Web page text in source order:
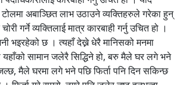
अबाञ्छित लाभ उठाउने व्यक्तिहरुले गरेका हुन्
गर्ने व्यक्तिलाई मात्र कारबाही गर्नु उचित हो ।
भइरहेको छ । त्यहाँ देख्ने धेरै मानिसको मनमा
सामान जलेरै सिद्धिने हो, बरु मैले घर लगे भने
मैले घरमा लगे भने पछि फिर्ता पनि दिन सकिन्छ